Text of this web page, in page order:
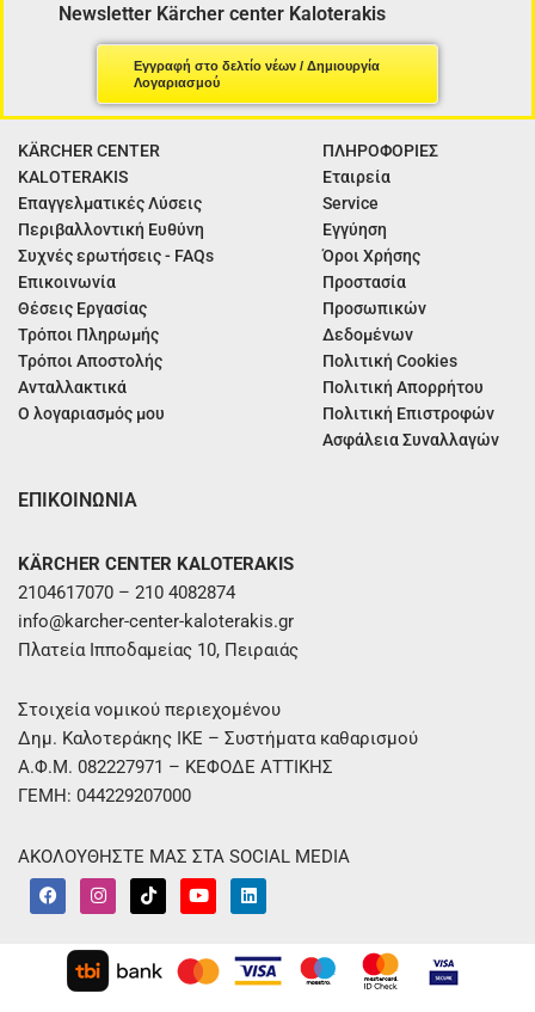
Newsletter Kärcher center Kaloterakis
Εγγραφή στο δελτίο νέων / Δημιουργία
Λογαριασμού
KÄRCHER CENTER
KALOTERAKIS
Επαγγελματικές Λύσεις
Περιβαλλοντική Ευθύνη
Συχνές ερωτήσεις - FAQs
Επικοινωνία
Θέσεις Εργασίας
Τρόποι Πληρωμής
Τρόποι Αποστολής
Ανταλλακτικά
Ο λογαριασμός μου
ΠΛΗΡΟΦΟΡΙΕΣ
Εταιρεία
Service
Εγγύηση
Όροι Χρήσης
Προστασία
Προσωπικών
Δεδομένων
Πολιτική Cookies
Πολιτική Απορρήτου
Πολιτική Επιστροφών
Ασφάλεια Συναλλαγών
ΕΠΙΚΟΙΝΩΝΙΑ
KÄRCHER CENTER KALOTERAKIS
2104617070 – 210 4082874
info@karcher-center-kaloterakis.gr
Πλατεία Ιπποδαμείας 10, Πειραιάς
Στοιχεία νομικού περιεχομένου
Δημ. Καλοτεράκης ΙΚΕ – Συστήματα καθαρισμού
Α.Φ.Μ. 082227971 – ΚΕΦΟΔΕ ΑΤΤΙΚΗΣ
ΓΕΜΗ: 044229207000
ΑΚΟΛΟΥΘΗΣΤΕ ΜΑΣ ΣΤΑ SOCIAL MEDIA
F
a
c
I
n
s
a
g
r
T
i
k
k
Y
o
u
u
b
L
i
n
e
d
i